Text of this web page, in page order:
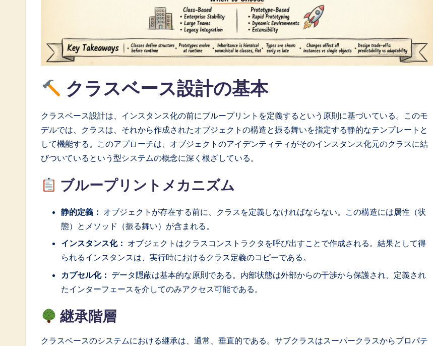
A
w
クラスベース設計の基本
クラスベース設計は、インスタンス化の前にブループリントを定義するという原則に基づいている。このモ
デルでは、クラスは、それから作成されたオブジェクトの構造と振る舞いを指定する静的なテンプレートと
して機能する。このアプローチは、オブジェクトのアイデンティティがそのインスタンス化元のクラスに結
びついているという型システムの概念に深く根ざしている。
ブループリントメカニズム
静的定義： オブジェクトが存在する前に、クラスを定義しなければならない。この構造には属性（状
態）とメソッド（振る舞い）が含まれる。
インスタンス化： オブジェクトはクラスコンストラクタを呼び出すことで作成される。結果として得
られるインスタンスは、実行時におけるクラス定義のコピーである。
カプセル化： データ隠蔽は基本的な原則である。内部状態は外部からの干渉から保護され、定義され
たインターフェースを介してのみアクセス可能である。
継承階層
クラスベースのシステムにおける継承は、通常、垂直的である。サブクラスはスーパークラスからプロパテ